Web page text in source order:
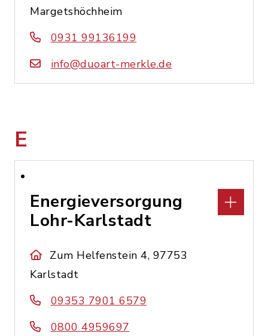
Margetshöchheim
0931 99136199
info@duoart-merkle.de
E
Energieversorgung
Lohr-Karlstadt
Zum Helfenstein 4, 97753
Karlstadt
09353 7901 6579
0800 4959697